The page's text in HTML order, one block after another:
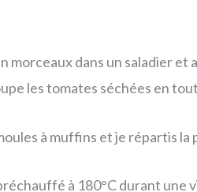
morceaux dans un saladier
les tomates séchées en
à muffins et je répartis
à 180°C durant